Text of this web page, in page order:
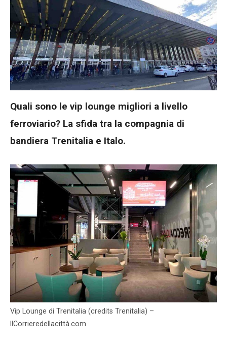
Quali sono le vip lounge migliori a livello
ferroviario? La sfida tra la compagnia di
bandiera Trenitalia e Italo.
Vip Lounge di Trenitalia (credits Trenitalia) –
IlCorrieredellacittà.com